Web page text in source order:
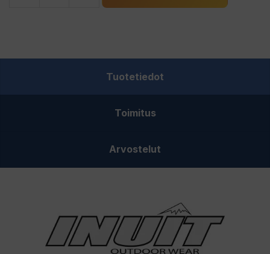
käsineet
Tuotetiedot
Toimitus
Arvostelut